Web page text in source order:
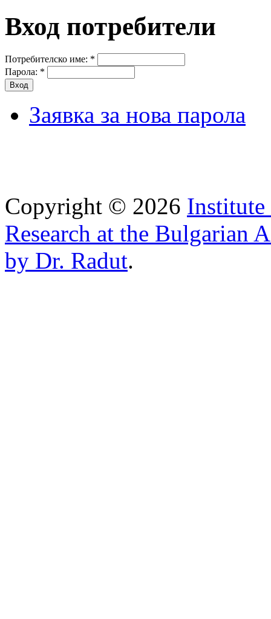
Вход потребители
Потребителско име: *
Парола: *
Заявка за нова парола
Copyright © 2026
Research at the Bulgarian
by Dr. Radut.